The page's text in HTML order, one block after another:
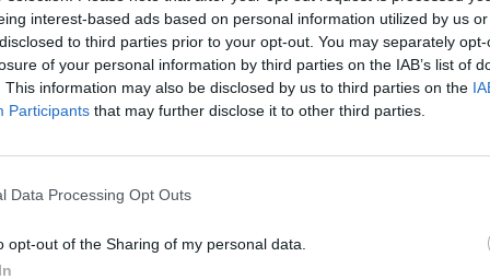
interest-based ads based on personal information utilized by us
to third parties prior to your opt-out. You may separately
of your personal information by third parties on the IAB’s list of
This information may also be disclosed by us to third parties on the
Participants that may further disclose it to other third parties.
Data Processing Opt Outs
opt-out of the Sharing of my personal data.
Állam- és Jogtudományi Karának
igazságügyi miniszternek" – írta Facebook-oldalán
alkotmányos rend, a jogállam, a fékek és ellensúlyok,
kezekben lesz - írta a leendő miniszterelnök. Dr. Görög Márta a
tagja, a Magyar Tudományos Akadémia Állam-...